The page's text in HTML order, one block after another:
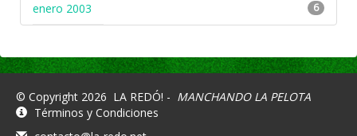
enero 2003 6
© Copyright 2026 LA REDÓ! - MANCHANDO LA PELOTA
Términos y Condiciones